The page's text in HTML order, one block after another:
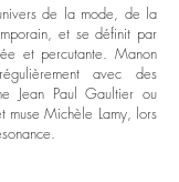
de la mode, de la
et se définit par
et percutante. Manon
avec des
Jean Paul Gaultier ou
muse Michèle Lamy, lors